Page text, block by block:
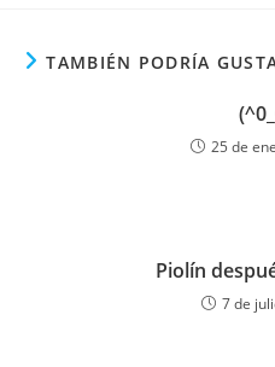
TAMBIÉN PODRÍA
25 de
Piolín
7 de